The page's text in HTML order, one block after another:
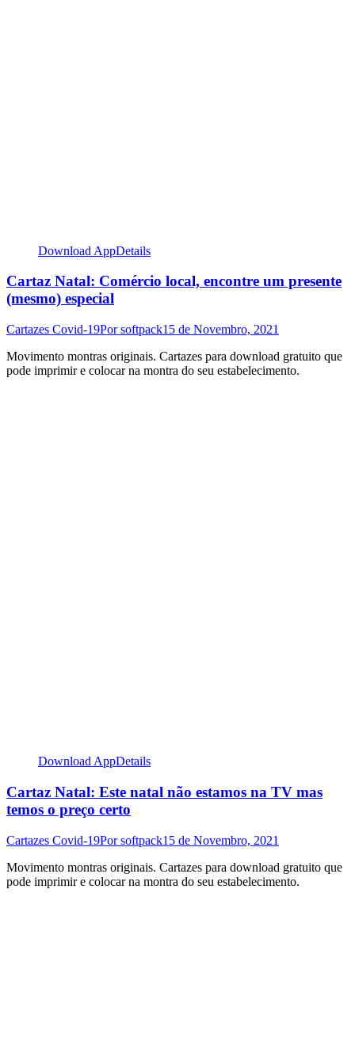
Download AppDetails
Cartaz Natal: Comércio local, encontre um presente
(mesmo) especial
Cartazes Covid-19Porsoftpack15 de Novembro, 2021
Movimento montras originais. Cartazes para download gratuito que
pode imprimir e colocar na montra do seu estabelecimento.
Download AppDetails
Cartaz Natal: Este natal não estamos na TV mas
temos o preço certo
Cartazes Covid-19Porsoftpack15 de Novembro, 2021
Movimento montras originais. Cartazes para download gratuito que
pode imprimir e colocar na montra do seu estabelecimento.